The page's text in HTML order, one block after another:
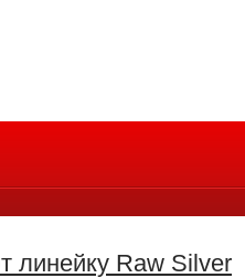
линейку Raw Silver